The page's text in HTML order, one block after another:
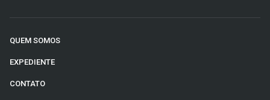
QUEM SOMOS
EXPEDIENTE
CONTATO